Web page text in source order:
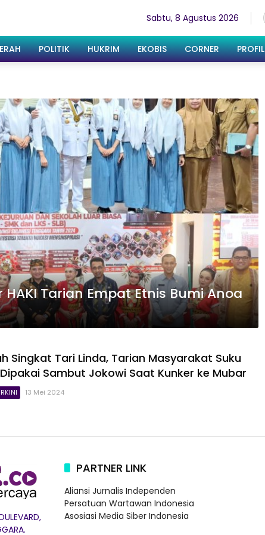
Sabtu, 8 Agustus 2026
POLITIK HUKRIM EKOBIS CORNER PROFIL
Tarian Empat Etnis Bumi Anoa
Singkat Tari Linda, Tarian Masyarakat Suku
Sambut Jokowi Saat Kunker ke Mubar
13 Mei 2024
PARTNER LINK
Aliansi Jurnalis Independen
Persatuan Wartawan Indonesia
Asosiasi Media Siber Indonesia